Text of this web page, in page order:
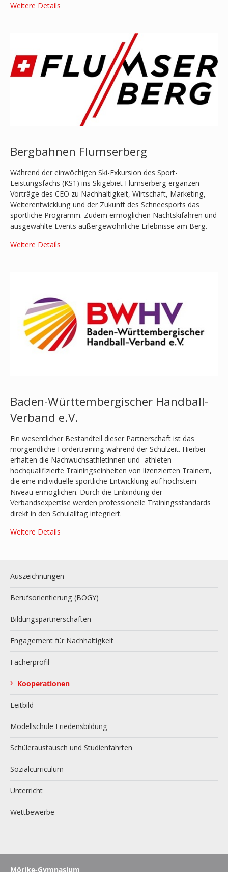
Weitere Details
Bergbahnen Flumserberg
Während der einwöchigen Ski-Exkursion des Sport-
Leistungsfachs (KS1) ins Skigebiet Flumserberg ergänzen
Vorträge des CEO zu Nachhaltigkeit, Wirtschaft, Marketing,
Weiterentwicklung und der Zukunft des Schneesports das
sportliche Programm. Zudem ermöglichen Nachtskifahren und
ausgewählte Events außergewöhnliche Erlebnisse am Berg.
Weitere Details
Baden-Württembergischer Handball-
Verband e.V.
Ein wesentlicher Bestandteil dieser Partnerschaft ist das
morgendliche Fördertraining während der Schulzeit. Hierbei
erhalten die Nachwuchsathletinnen und -athleten
hochqualifizierte Trainingseinheiten von lizenzierten Trainern,
die eine individuelle sportliche Entwicklung auf höchstem
Niveau ermöglichen. Durch die Einbindung der
Verbandsexpertise werden professionelle Trainingsstandards
direkt in den Schulalltag integriert.
Weitere Details
Auszeichnungen
Berufsorientierung (BOGY)
Bildungspartnerschaften
Engagement für Nachhaltigkeit
Fächerprofil
› Kooperationen
Leitbild
Modellschule Friedensbildung
Schüleraustausch und Studienfahrten
Sozialcurriculum
Unterricht
Wettbewerbe
Mörike-Gymnasium